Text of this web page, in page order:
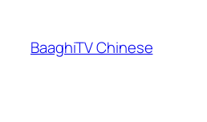
content
BaaghiTV Chinese